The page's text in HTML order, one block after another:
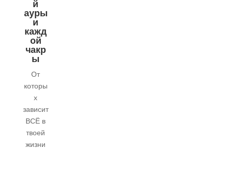
й
ауры
и
кажд
ой
чакр
ы
От
которы
х
зависит
ВСЁ в
твоей
жизни